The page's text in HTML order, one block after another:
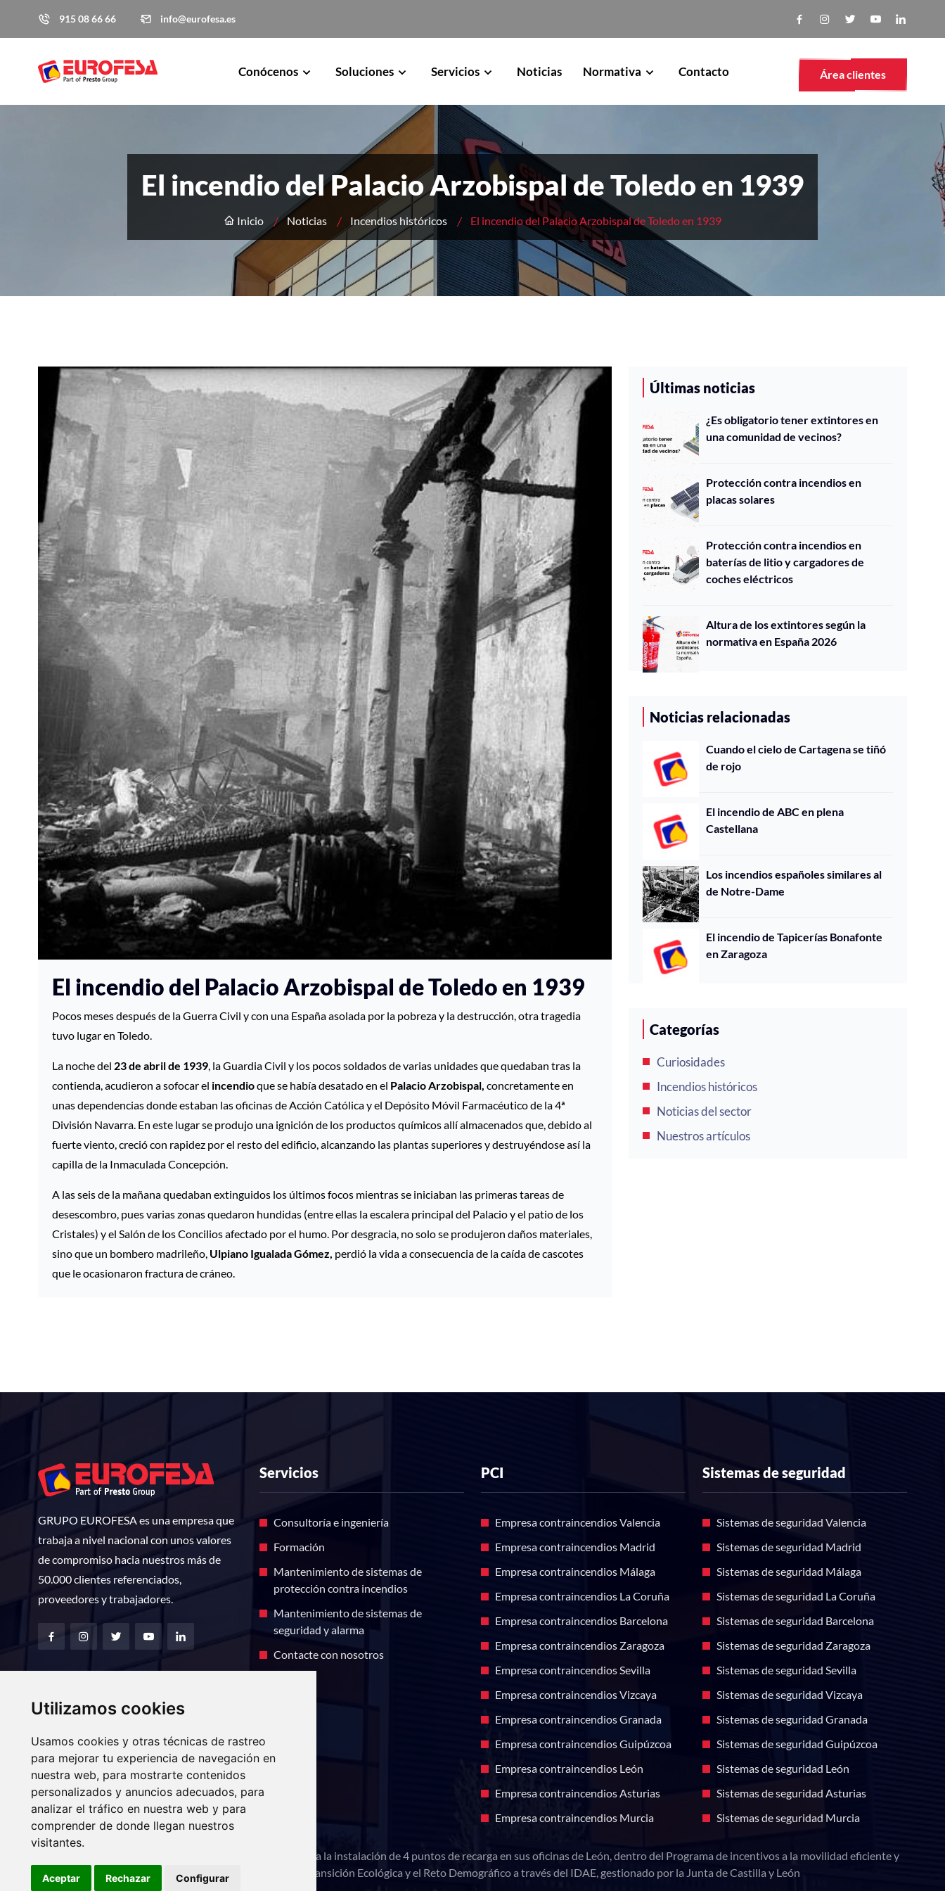
Utilizamos cookies
Usamos cookies y otras técnicas de rastreo
para mejorar tu experiencia de navegación en
nuestra web, para mostrarte contenidos
personalizados y anuncios adecuados, para
analizar el tráfico en nuestra web y para
comprender de donde llegan nuestros
visitantes.
Aceptar Rechazar Configurar
915 08 66 66 info@eurofesa.es
Conócenos Soluciones Servicios Noticias Normativa Contacto Área clientes
El incendio del Palacio Arzobispal de Toledo en 1939
Inicio Noticias Incendios históricos El incendio del Palacio Arzobispal de Toledo en 1939
El incendio del Palacio Arzobispal de Toledo en 1939
Pocos meses después de la Guerra Civil y con una España asolada por la pobreza y la destrucción, otra tragedia
tuvo lugar en Toledo.
La noche del 23 de abril de 1939, la Guardia Civil y los pocos soldados de varias unidades que quedaban tras la
contienda, acudieron a sofocar el incendioque se había desatado en el Palacio Arzobispal, concretamente en
unas dependencias donde estaban las oficinas de Acción Católica y el Depósito Móvil Farmacéutico de la 4ª
División Navarra. En este lugar se produjo una ignición de los productos químicos allí almacenados que, debido al
fuerte viento, creció con rapidez por el resto del edificio, alcanzando las plantas superiores y destruyéndose así la
capilla de la Inmaculada Concepción.
A las seis de la mañana quedaban extinguidos los últimos focos mientras se iniciaban las primeras tareas de
desescombro, pues varias zonas quedaron hundidas (entre ellas la escalera principal del Palacio y el patio de los
Cristales) y el Salón de los Concilios afectado por el humo. Por desgracia, no solo se produjeron daños materiales,
sino que un bombero madrileño, Ulpiano Igualada Gómez, perdió la vida a consecuencia de la caída de cascotes
que le ocasionaron fractura de cráneo.
Últimas noticias
¿Es obligatorio tener extintores en
una comunidad de vecinos?
Protección contra incendios en
placas solares
Protección contra incendios en
baterías de litio y cargadores de
coches eléctricos
Altura de los extintores según la
normativa en España 2026
Noticias relacionadas
Cuando el cielo de Cartagena se tiñó
de rojo
El incendio de ABC en plena
Castellana
Los incendios españoles similares al
de Notre-Dame
El incendio de Tapicerías Bonafonte
en Zaragoza
Categorías
Curiosidades
Incendios históricos
Noticias del sector
Nuestros artículos
GRUPO EUROFESA es una empresa que
trabaja a nivel nacional con unos valores
de compromiso hacia nuestros más de
50.000 clientes referenciados,
proveedores y trabajadores.
Parque Tecnológico de Leganés
info@eurofesa.es
915 08 66 66
Servicios
Consultoría e ingeniería
Formación
Mantenimiento de sistemas de
protección contra incendios
Mantenimiento de sistemas de
seguridad y alarma
Contacte con nosotros
PCI
Empresa contraincendios Valencia
Empresa contraincendios Madrid
Empresa contraincendios Málaga
Empresa contraincendios La Coruña
Empresa contraincendios Barcelona
Empresa contraincendios Zaragoza
Empresa contraincendios Sevilla
Empresa contraincendios Vizcaya
Empresa contraincendios Granada
Empresa contraincendios Guipúzcoa
Empresa contraincendios León
Empresa contraincendios Asturias
Empresa contraincendios Murcia
Sistemas de seguridad
Sistemas de seguridad Valencia
Sistemas de seguridad Madrid
Sistemas de seguridad Málaga
Sistemas de seguridad La Coruña
Sistemas de seguridad Barcelona
Sistemas de seguridad Zaragoza
Sistemas de seguridad Sevilla
Sistemas de seguridad Vizcaya
Sistemas de seguridad Granada
Sistemas de seguridad Guipúzcoa
Sistemas de seguridad León
Sistemas de seguridad Asturias
Sistemas de seguridad Murcia
EUROFESA, S.A. ha recibido una ayuda de 6.410 euros para la instalación de 4 puntos de recarga en sus oficinas de León, dentro del Programa de incentivos a la movilidad eficiente y
sostenible (Programa MOVES III) del Ministerio para la Transición Ecológica y el Reto Demográfico a través del IDAE, gestionado por la Junta de Castilla y León